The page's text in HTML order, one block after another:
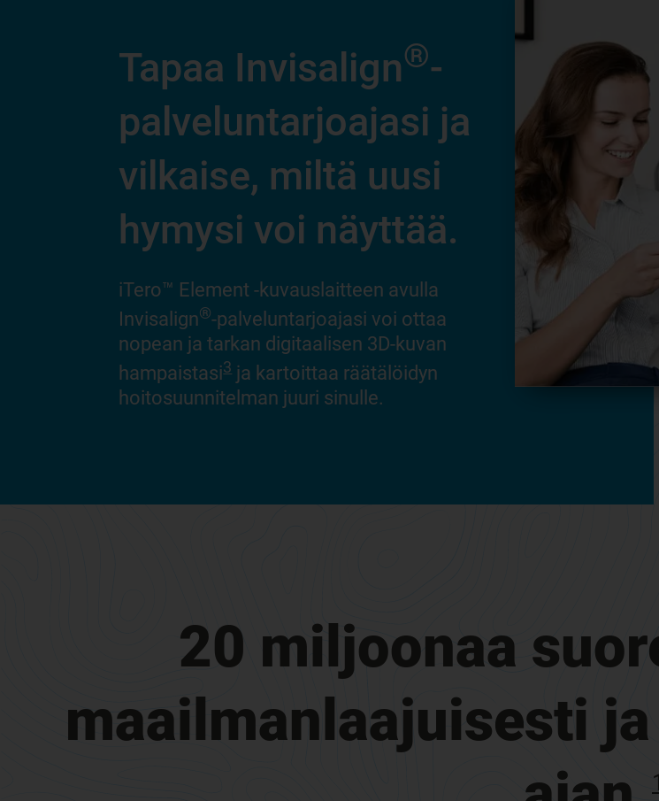
Tapaa Invisalign®-
palveluntarjoajasi ja
vilkaise, miltä uusi
hymysi voi näyttää.
iTero™ Element -kuvauslaitteen avulla
Invisalign®-palveluntarjoajasi voi ottaa
nopean ja tarkan digitaalisen 3D-kuvan
hampaistasi3 ja kartoittaa räätälöidyn
hoitosuunnitelman juuri sinulle.
Aloita
Tämä on
palveluntarjoajasi
oikomislaitteesi
kysymyksiisi ja
20 miljoonaa
maailmanlaajuisesti
1